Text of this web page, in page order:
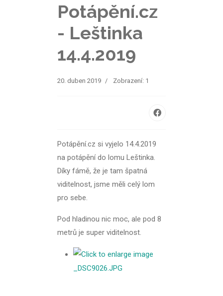
Potápění.cz
- Leštinka
14.4.2019
20. duben 2019 Zobrazení: 1
Potápění.cz si vyjelo 14.4.2019
na potápění do lomu Leštinka.
Díky fámě, že je tam špatná
viditelnost, jsme měli celý lom
pro sebe.
Pod hladinou nic moc, ale pod 8
metrů je super viditelnost.